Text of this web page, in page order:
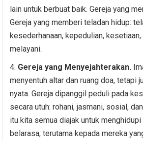
lain untuk berbuat baik. Gereja yang
Gereja yang memberi teladan hidup:
kesederhanaan, kepedulian,
melayani.
Gereja yang Menyejahterakan.
menyentuh altar dan ruang doa, tetapi
nyata. Gereja dipanggil peduli pada
secara utuh: rohani, jasmani, sosial,
itu kita semua diajak untuk
belarasa, terutama kepada mereka